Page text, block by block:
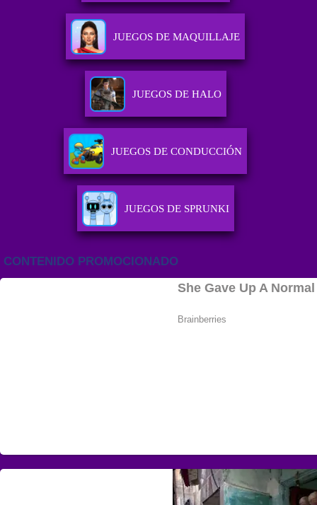
JUEGOS DE MAQUILLAJE
JUEGOS DE HALO
JUEGOS DE CONDUCCIÓN
JUEGOS DE SPRUNKI